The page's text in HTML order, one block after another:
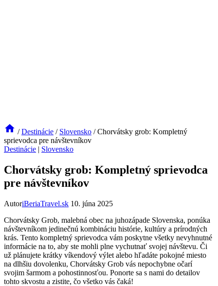
/ Destinácie / Slovensko / Chorvátsky grob: Kompletný
sprievodca pre návštevníkov
Destinácie | Slovensko
Chorvátsky grob: Kompletný sprievodca
pre návštevníkov
AutoriBeriaTravel.sk 10. júna 2025
Chorvátsky Grob, malebná obec na juhozápade Slovenska, ponúka
návštevníkom jedinečnú kombináciu histórie, kultúry a prírodných
krás. Tento kompletný sprievodca vám poskytne všetky nevyhnutné
informácie na to, aby ste mohli plne vychutnať svojej návštevu. Či
už plánujete krátky víkendový výlet alebo hľadáte pokojné miesto
na dlhšiu dovolenku, Chorvátsky Grob vás nepochybne očarí
svojim šarmom a pohostinnosťou. Ponorte sa s nami do detailov
tohto skvostu a zistite, čo všetko vás čaká!